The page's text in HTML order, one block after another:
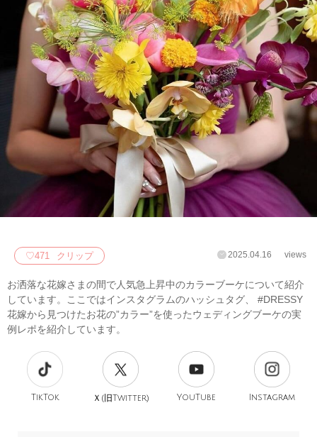
♡471 クリップ 2025.04.16 views
お洒落な花嫁さまの間で人気急上昇中のカラーブーケについて紹介
しています。ここではインスタグラムのハッシュタグ、 #DRESSY
花嫁から見つけたお花の”カラー”を使ったウェディングブーケの実
例レポを紹介しています。
TikTok Ｘ(旧Twitter) YouTube Instagram